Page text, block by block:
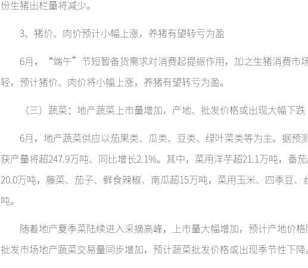
份生猪出栏量将减少。
3、猪价、肉价预计小幅上涨，养猪有望转亏为盈
6月，“端午”节短暂备货需求对消费起提振作用，加之生猪消费市
轻，预计猪价、肉价将小幅上涨，养猪有望转亏为盈。
（三）蔬菜：地产蔬菜上市量增加，产地、批发价格或出现大幅下跌
6月，地产蔬菜供应以茄果类、瓜类、豆类、绿叶菜类等为主。据预
获产量将超247.9万吨、同比增长2.1%。其中，菜用洋芋超21.1万吨，番
20.0万吨，藤菜、茄子、鲜食辣椒、南瓜超15万吨，菜用玉米、四季豆、
吨。
随着地产夏季菜陆续进入采摘高峰，上市量大幅增加，预计产地价格
批发市场地产蔬菜交易量同步增加，预计蔬菜批发价格或出现季节性下降